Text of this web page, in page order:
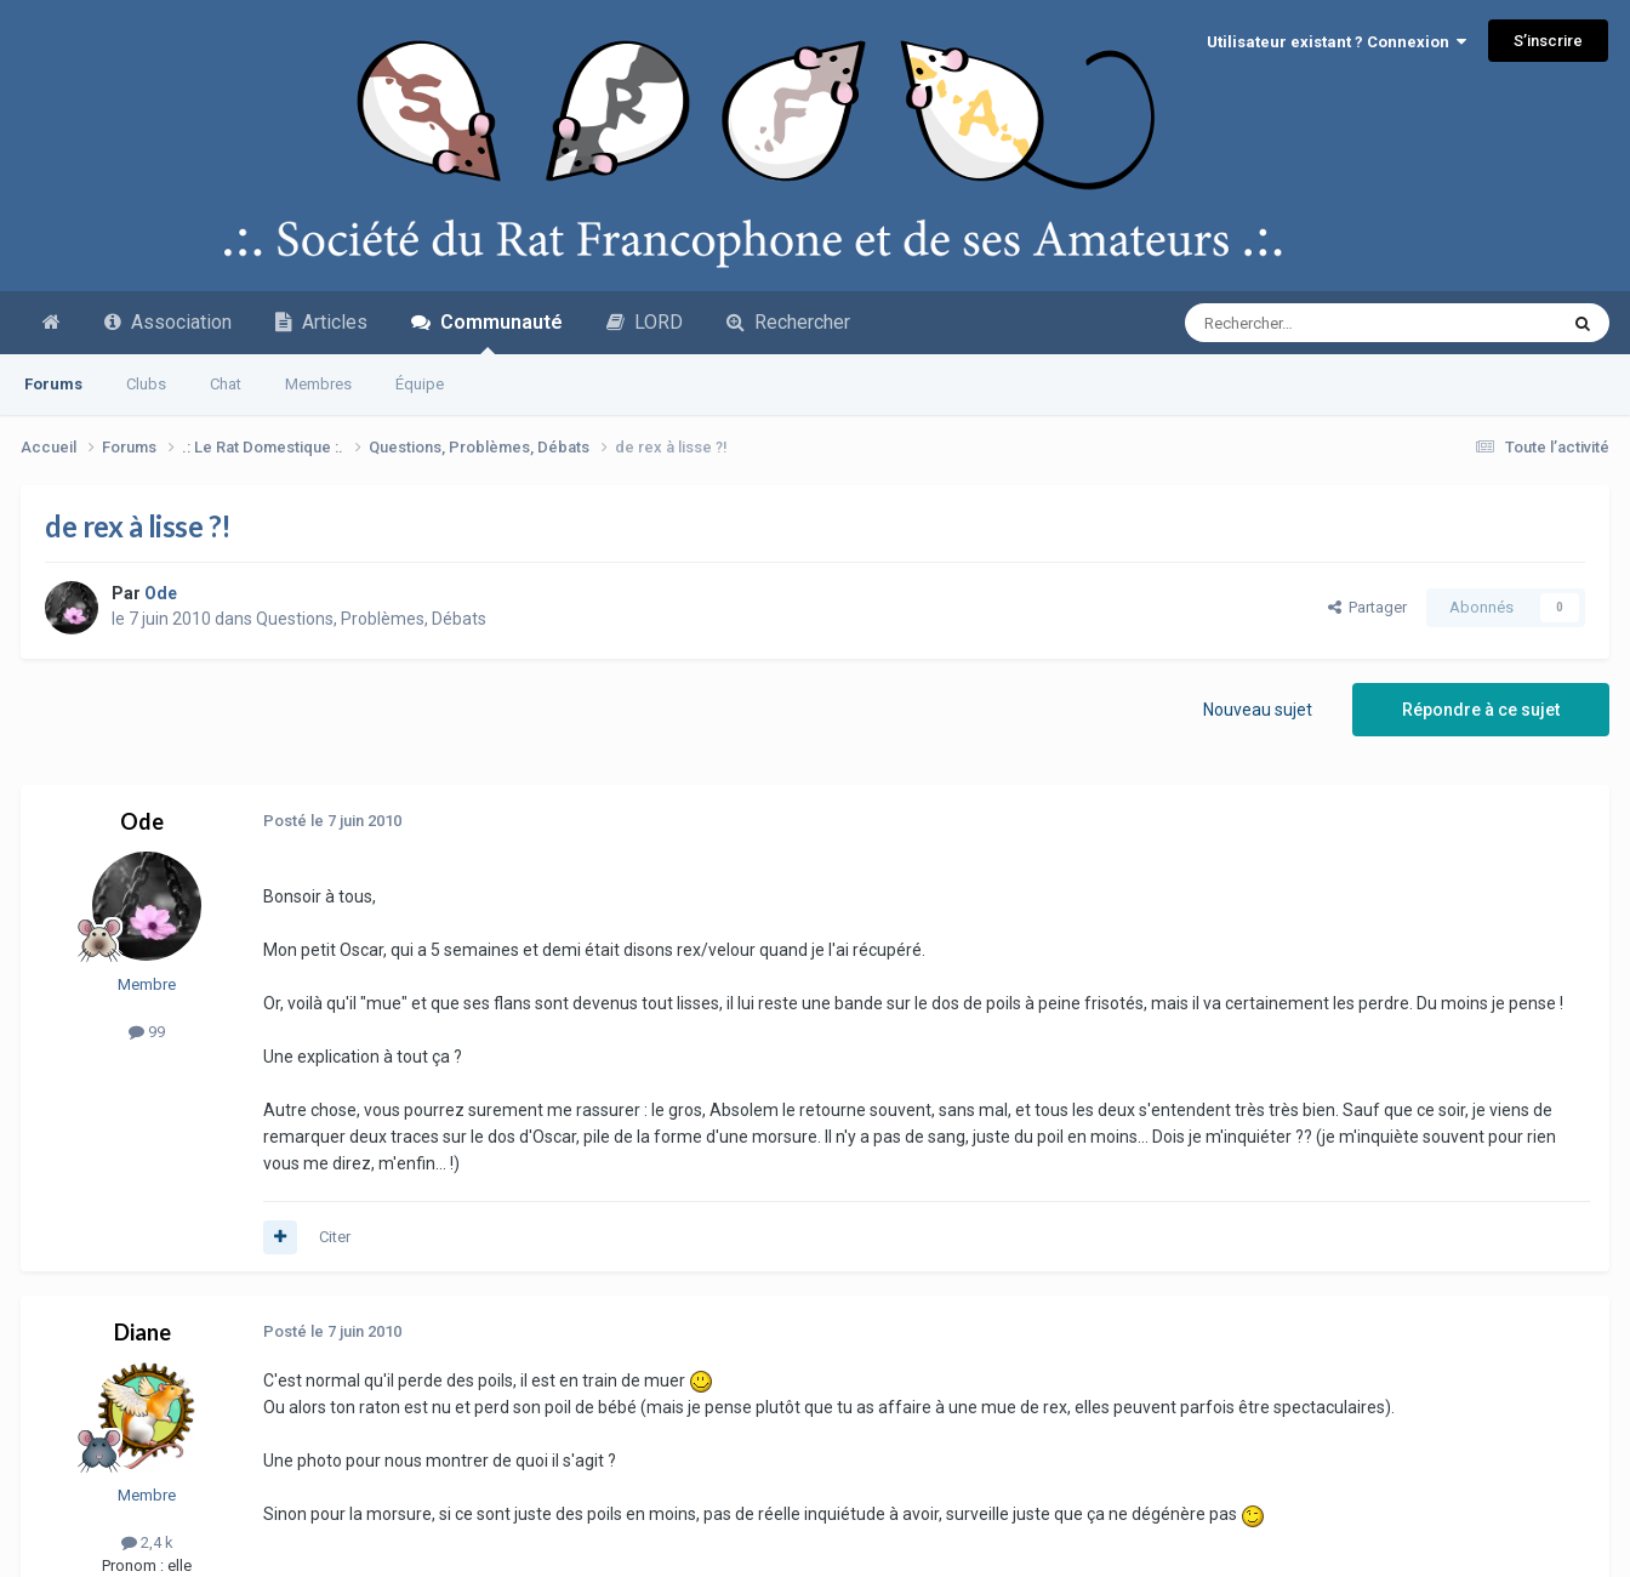
Utilisateur existant ? Connexion S’inscrire
Association Articles Communauté
Forums Clubs Chat Membres Équipe
LORD Rechercher
Toute l’activité
Accueil Forums .: Le Rat Domestique :. Questions, Problèmes, Débats de rex à lisse ?!
de rex à lisse ?!
Par Ode
le 7 juin 2010 dans Questions, Problèmes, Débats
Partager Abonnés 0
Répondre à ce sujet
Nouveau sujet
Ode
Membre
99
Posté le 7 juin 2010
Bonsoir à tous,
Mon petit Oscar, qui a 5 semaines et demi était disons rex/velour quand je l'ai récupéré.
Or, voilà qu'il "mue" et que ses flans sont devenus tout lisses, il lui reste une bande sur le dos de poils à peine frisotés, mais il va certainement les perdre. Du moins je pense !
Une explication à tout ça ?
Autre chose, vous pourrez surement me rassurer : le gros, Absolem le retourne souvent, sans mal, et tous les deux s'entendent très très bien. Sauf que ce soir, je viens de
remarquer deux traces sur le dos d'Oscar, pile de la forme d'une morsure. Il n'y a pas de sang, juste du poil en moins... Dois je m'inquiéter ?? (je m'inquiète souvent pour rien
vous me direz, m'enfin... !)
Citer
Diane
Membre
2,4 k
Pronom : elle
Posté le 7 juin 2010
C'est normal qu'il perde des poils, il est en train de muer
Ou alors ton raton est nu et perd son poil de bébé (mais je pense plutôt que tu as affaire à une mue de rex, elles peuvent parfois être spectaculaires).
Une photo pour nous montrer de quoi il s'agit ?
Sinon pour la morsure, si ce sont juste des poils en moins, pas de réelle inquiétude à avoir, surveille juste que ça ne dégénère pas